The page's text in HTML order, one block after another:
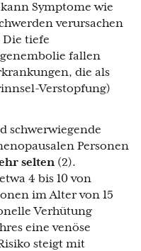
Symptome wie
verursachen
Die tiefe
fallen
die als
Verstopfung)
schwerwiegende
Personen
selten (2).
4 bis 10 von
im Alter von 15
Verhütung
eine venöse
steigt mit